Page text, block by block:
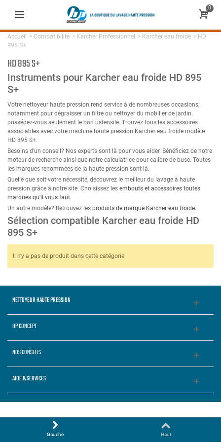
0
Accueil > Compatibilité > Karcher Professionnel > Karcher eau froide > HD
895 S+
HD 895 S+
Instruments pour Karcher eau froide HD 895
S+
Votre nettoyeur haute pression rend service à de nombreuses occasions,
notamment pour dégraisser un filtre ou nettoyer du mobilier de jardin.
possédez-vous seulement le bon ustensile. Trouvez tous les accessoires
associables avec votre machine haute pression Karcher eau froide modèle
HD 895 S+.
Besoins d'un conseil? Nos experts sont là pour vous aider. Bénéficiez de notre
moteur de recherche ainsi que notre calculatrice pour calibre de buse. Toutes
les marques renommées de la haute pression sont là.
Quelle que soit votre nécessité, découvrez le meilleur du lavage à haute
pression grâce à notre site. Choisissez les embouts et accessoires toutes
marques qu'il vous faut.
Un autre modèle? Retrouvez les produits de marque Karcher eau froide.
Sélection compatible Karcher eau froide HD
895 S+
Il n'y a pas de produit dans cette catégorie
NETTOYEUR HAUTE PRESSION
HP CONCEPT
NOS CONSEILS
AIDE & SERVICES
Gauche Haut